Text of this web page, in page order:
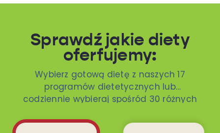
Sprawdź jakie diety
oferfujemy:
Wybierz gotową dietę z naszych 17
programów dietetycznych lub
codziennie wybieraj spośród 30 różnych